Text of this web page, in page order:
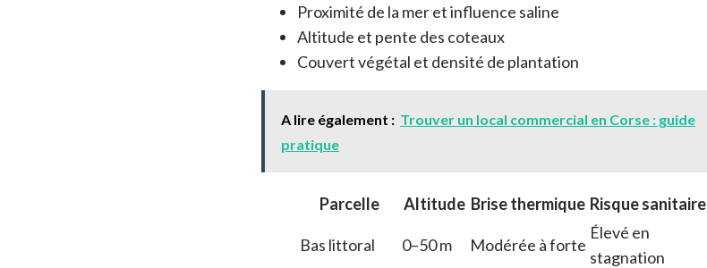
Proximité de la mer et influence saline
Altitude et pente des coteaux
Couvert végétal et densité de plantation
A lire également : Trouver un local commercial en Corse : guide
pratique
Parcelle Altitude Brise thermique Risque sanitaire
Bas littoral 0–50 m Modérée à forte
Élevé en
stagnation